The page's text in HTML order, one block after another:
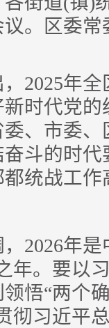
。区委
年全
时代党
、市委
斗的时
统战工
年是
年。要以
悟“两个
彻习近平